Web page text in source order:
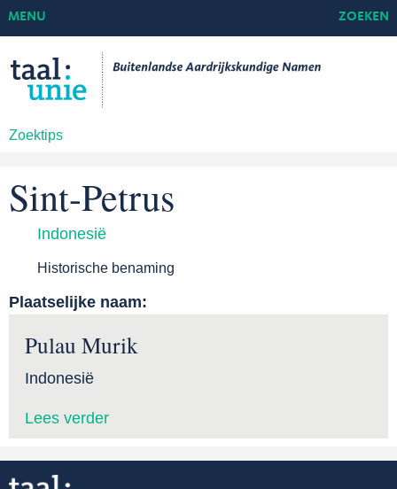
Zoektips
MENU ZOEKEN
Sint-Petrus
Indonesië
Historische benaming
Plaatselijke naam:
Pulau Murik
Indonesië
Lees verder